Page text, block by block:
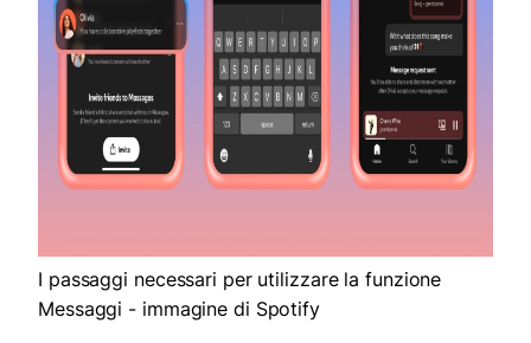
I passaggi necessari per utilizzare la funzione
Messaggi - immagine di Spotify